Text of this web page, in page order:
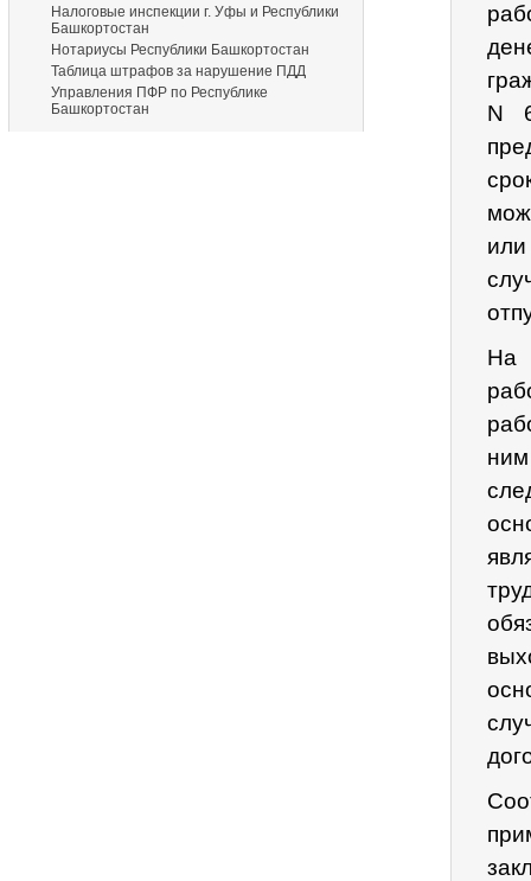
Налоговые инспекции г. Уфы и Республики
Башкортостан
Нотариусы Республики Башкортостан
Таблица штрафов за нарушение ПДД
Управления ПФР по Республике
Башкортостан
N
или
На
ним